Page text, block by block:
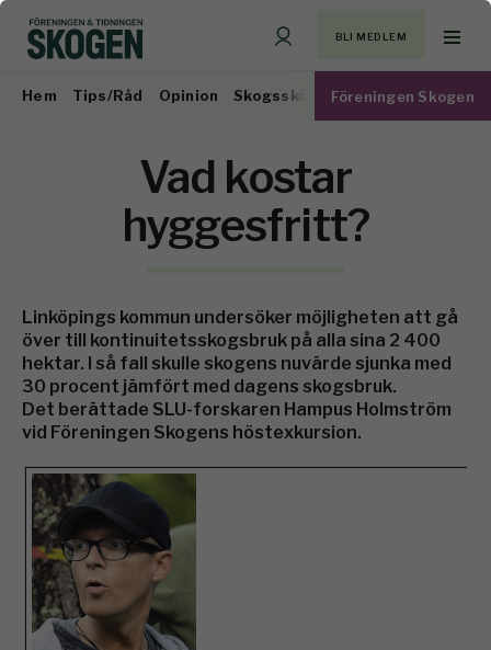
BLI MEDLEM
Hem Tips/Råd Opinion Skogsskötsel Virkesmarknad
Föreningen Skogen
Vad kostar
hyggesfritt?
Linköpings kommun undersöker möjligheten att gå
över till kontinuitetsskogsbruk på alla sina 2 400
hektar. I så fall skulle skogens nuvärde sjunka med
30 procent jämfört med dagens skogsbruk.
Det berättade SLU-forskaren Hampus Holmström
vid Föreningen Skogens höstexkursion.